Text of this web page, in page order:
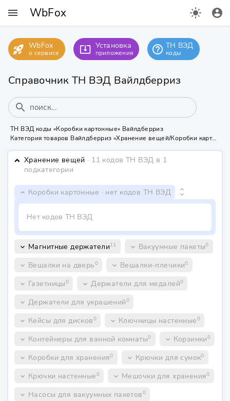
menu WbFox light_mode account_circle
rocket_launch WbFox
о сервисе system_update_alt Установка
приложения help_outline ТН ВЭД
коды
Справочник ТН ВЭД Вайлдберриз
search
ТН ВЭД коды «Коробки картонные» Вайлдберриз
Категория товаров Вайлдберриз «Хранение вещей/Коробки картонные» не содержит ТН ВЭД кодов
keyboard_arrow_down Хранение вещей · 11 кодов ТН ВЭД в 1
подкатегории
keyboard_arrow_down Коробки картонные · нет кодов ТН ВЭД unfold_more
Нет кодов ТН ВЭД
keyboard_arrow_down Магнитные держатели11 keyboard_arrow_down Вакуумные пакеты0
keyboard_arrow_down Вешалки на дверь0 keyboard_arrow_down Вешалки-плечики0
keyboard_arrow_down Газетницы0 keyboard_arrow_down Держатели для медалей0
keyboard_arrow_down Держатели для украшений0
keyboard_arrow_down Кейсы для дисков0 keyboard_arrow_down Ключницы настенные0
keyboard_arrow_down Контейнеры для ванной комнаты0 keyboard_arrow_down Корзинки0
keyboard_arrow_down Коробки для хранения0 keyboard_arrow_down Крючки для сумок0
keyboard_arrow_down Крючки настенные0 keyboard_arrow_down Мешочки для хранения0
keyboard_arrow_down Насосы для вакуумных пакетов0